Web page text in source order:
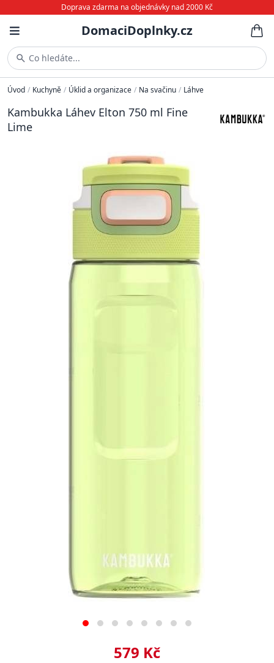
Doprava zdarma na objednávky nad 2000 Kč
DomaciDoplnky.cz
Co hledáte...
Úvod / Kuchyně / Úklid a organizace / Na svačinu / Láhve
Kambukka Láhev Elton 750 ml Fine
Lime
579 Kč